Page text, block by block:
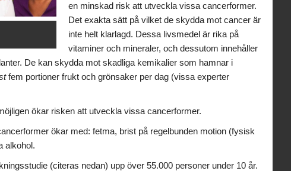
en minskad risk att utveckla vissa cancerformer.
Det exakta sätt på vilket de skydda mot cancer är
inte helt klarlagd. Dessa livsmedel är rika på
vitaminer och mineraler, och dessutom innehåller
De kan skydda mot skadliga kemikalier som hamnar i
fem portioner frukt och grönsaker per dag (vissa experter
ökar risken att utveckla vissa cancerformer.
ökar med: fetma, brist på regelbunden motion (fysisk
alkohol.
(citeras nedan) upp över 55.000 personer under 10 år.